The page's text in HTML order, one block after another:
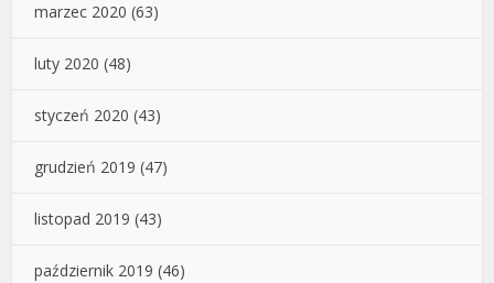
marzec 2020 (63)
luty 2020 (48)
styczeń 2020 (43)
grudzień 2019 (47)
listopad 2019 (43)
październik 2019 (46)